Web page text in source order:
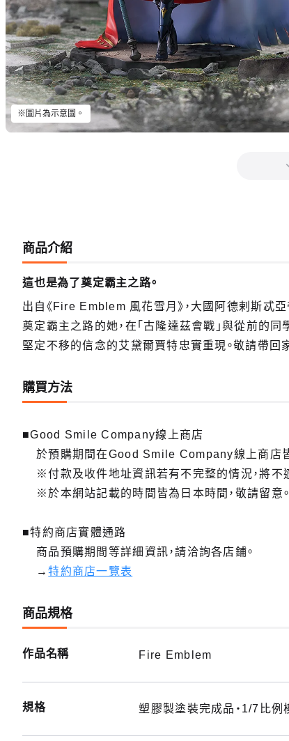
※圖片為示意圖。
商品介紹
這也是為了奠定霸主之路。
出自《Fire Emblem 風花雪月》，大國阿德剌斯忒
奠定霸主之路的她，在「古隆達茲會戰」與從前的
堅定不移的信念的艾黛爾賈特忠實重現。敬請帶回
購買方法
■Good Smile Company線上商店
於預購期間在Good Smile Company線上商店皆
※付款及收件地址資訊若有不完整的情況，將不
※於本網站記載的時間皆為日本時間，敬請留意。
■特約商店實體通路
商品預購期間等詳細資訊，請洽詢各店鋪。
→特約商店一覽表
商品規格
作品名稱 Fire Emblem
規格 塑膠製塗裝完成品・1/7比例